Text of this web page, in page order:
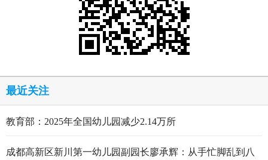
最近关注
教育部：2025年全国幼儿园减少2.14万所
成都高新区新川第一幼儿园副园长廖承辉：从手忙脚乱到八